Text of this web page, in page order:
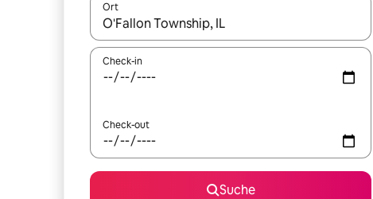
Ort
Wenn Ergebnisse verfügbar sind, navigiere mit den
Check-in
Check-out
Suche